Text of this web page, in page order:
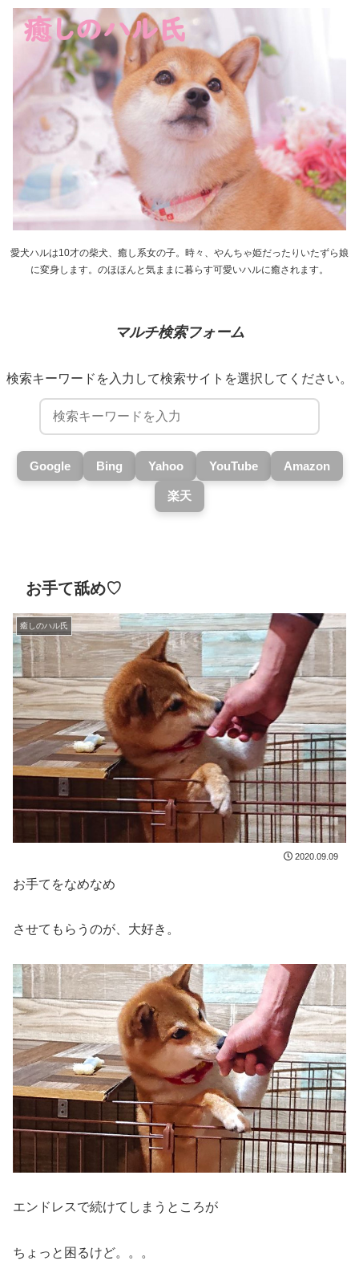
愛犬ハルは10才の柴犬、癒し系女の子。時々、やんちゃ姫だったりいたずら娘
に変身します。のほほんと気ままに暮らす可愛いハルに癒されます。
マルチ検索フォーム
検索キーワードを入力して検索サイトを選択してください。
Google Bing Yahoo YouTube Amazon
楽天
お手て舐め♡
癒しのハル氏
2020.09.09
お手てをなめなめ
させてもらうのが、大好き。
エンドレスで続けてしまうところが
ちょっと困るけど。。。